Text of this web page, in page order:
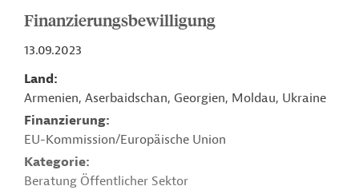
Finanzierungsbewilligung
13.09.2023
Land
Armenien, Aserbaidschan, Georgien, Moldau, Ukraine
Finanzierung
EU-Kommission/Europäische Union
Kategorie
Beratung Öffentlicher Sektor